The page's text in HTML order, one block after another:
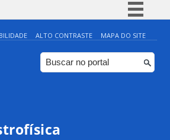
Simplifique!
Comunica BR
Participe
ALTO CONTRASTE MAPA DO SITE